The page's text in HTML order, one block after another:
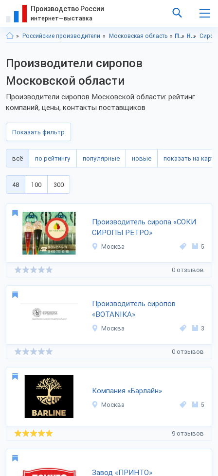
Производство России
интернет—выставка
Российские производители Московская область Продукты питания Напитки
Производители сиропов
Московской области
Производители сиропов Московской области: рейтинг
компаний, цены, контакты поставщиков
Показать фильтр
всё по рейтингу популярные новые показать на карте
48 100 300
Производитель сиропа «СОКИ
СИРОПЫ РЕТРО»
Москва 5
0 отзывов
Производитель сиропов
«BOTANIKA»
Москва 3
0 отзывов
Компания «Барлайн»
Москва 5
9 отзывов
Завод «ПРИНТО»